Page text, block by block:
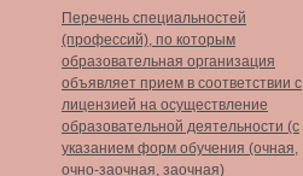
Перечень специальностей
(профессий), по которым
образовательная организация
объявляет прием в соответствии с
лицензией на осуществление
образовательной деятельности (с
указанием форм обучения (очная,
очно-заочная, заочная)